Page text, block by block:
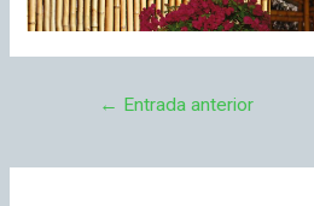
← Entrada anterior